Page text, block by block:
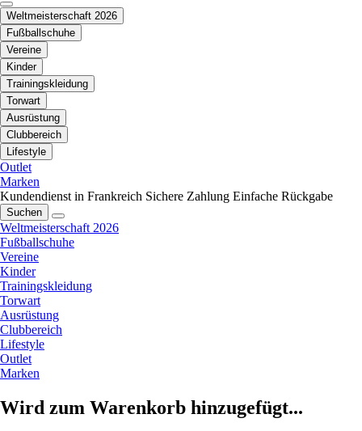
Weltmeisterschaft 2026
Fußballschuhe
Vereine
Kinder
Trainingskleidung
Torwart
Ausrüstung
Clubbereich
Lifestyle
Outlet
Marken
Kundendienst in Frankreich Sichere Zahlung Einfache Rückgabe
Suchen
Weltmeisterschaft 2026
Fußballschuhe
Vereine
Kinder
Trainingskleidung
Torwart
Ausrüstung
Clubbereich
Lifestyle
Outlet
Marken
Wird zum Warenkorb hinzugefügt...